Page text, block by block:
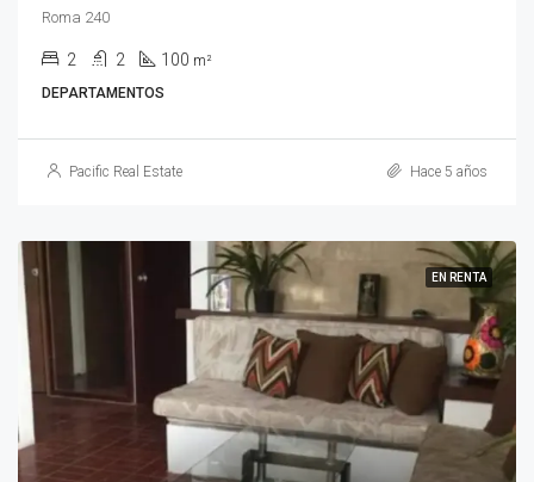
Roma 240
2 2 100 m²
DEPARTAMENTOS
Pacific Real Estate Hace 5 años
EN RENTA